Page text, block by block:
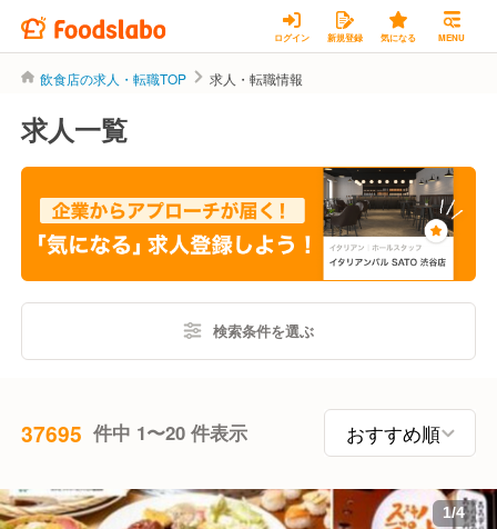
ログイン 新規登録 気になる MENU
飲食店の求人・転職TOP 求人・転職情報
求人一覧
検索条件を選ぶ
37695 件中 1〜20 件表示
1/4